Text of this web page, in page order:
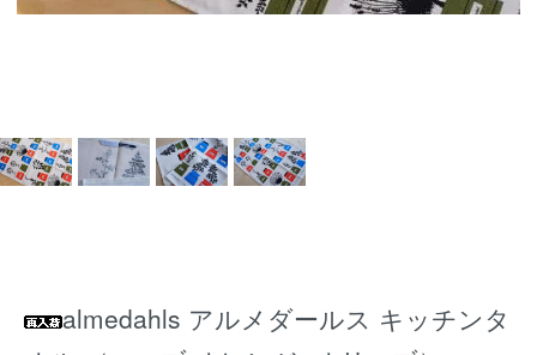
almedahls アルメダールス キッチンタ